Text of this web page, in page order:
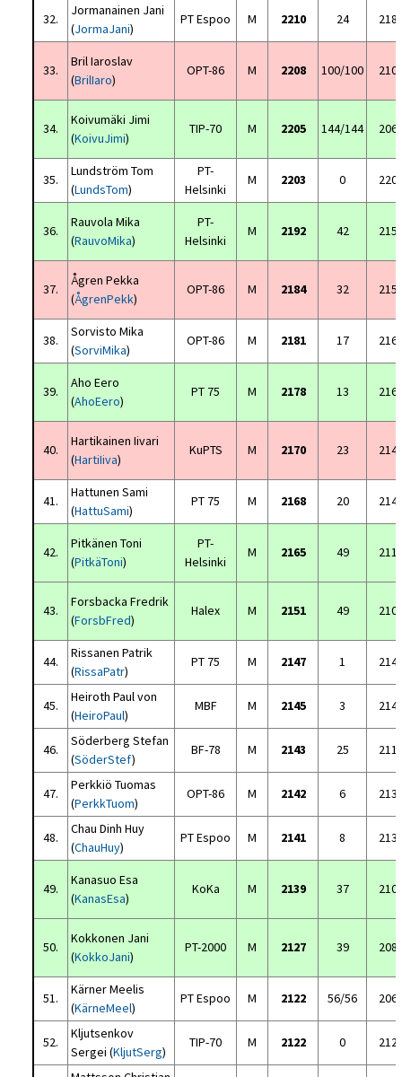
32.
Jormanainen Jani
(JormaJani)
PT Espoo M 2210 24
33.
Bril Iaroslav
(BrilIaro)
OPT-86 M 2208 100/100
34.
Koivumäki Jimi
(KoivuJimi)
TIP-70 M 2205 144/144
35.
Lundström Tom
(LundsTom)
PT-
Helsinki
M 2203 0
36.
Rauvola Mika
(RauvoMika)
PT-
Helsinki
M 2192 42
37.
Ågren Pekka
(ÅgrenPekk)
OPT-86 M 2184 32
38.
Sorvisto Mika
(SorviMika)
OPT-86 M 2181 17
39.
Aho Eero
(AhoEero)
PT 75 M 2178 13
40.
Hartikainen Iivari
(HartiIiva)
KuPTS M 2170 23
41.
Hattunen Sami
(HattuSami)
PT 75 M 2168 20
42.
Pitkänen Toni
(PitkäToni)
PT-
Helsinki
M 2165 49
43.
Forsbacka Fredrik
(ForsbFred)
Halex M 2151 49
44.
Rissanen Patrik
(RissaPatr)
PT 75 M 2147 1
45.
Heiroth Paul von
(HeiroPaul)
MBF M 2145 3
46.
Söderberg Stefan
(SöderStef)
BF-78 M 2143 25
47.
Perkkiö Tuomas
(PerkkTuom)
OPT-86 M 2142 6
48.
Chau Dinh Huy
(ChauHuy)
PT Espoo M 2141 8
49.
Kanasuo Esa
(KanasEsa)
KoKa M 2139 37
50.
Kokkonen Jani
(KokkoJani)
PT-2000 M 2127 39
51.
Kärner Meelis
(KärneMeel)
PT Espoo M 2122 56/56
52.
Kljutsenkov
Sergei (KljutSerg)
TIP-70 M 2122 0